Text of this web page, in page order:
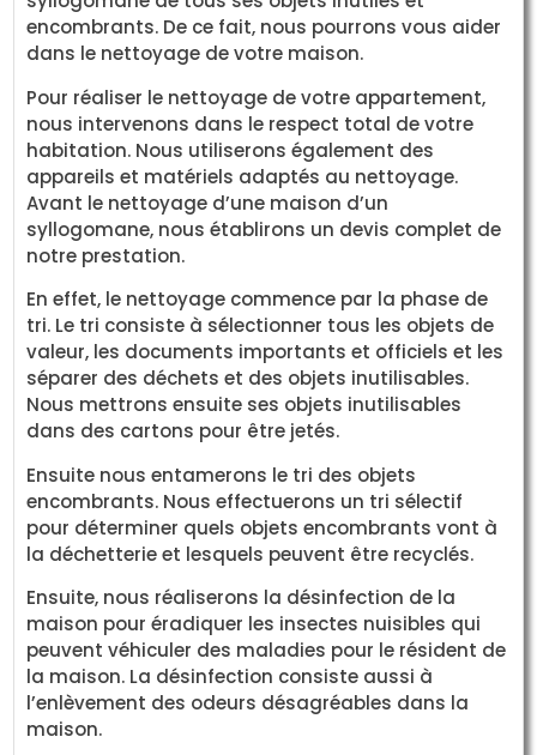
encombrants. De ce fait, nous pourrons vous aider
dans le nettoyage de votre maison.
Pour réaliser le nettoyage de votre appartement,
nous intervenons dans le respect total de votre
habitation. Nous utiliserons également des
appareils et matériels adaptés au nettoyage.
Avant le nettoyage d’une maison d’un
syllogomane, nous établirons un devis complet de
notre prestation.
En effet, le nettoyage commence par la phase de
tri. Le tri consiste à sélectionner tous les objets de
valeur, les documents importants et officiels et les
séparer des déchets et des objets inutilisables.
Nous mettrons ensuite ses objets inutilisables
dans des cartons pour être jetés.
Ensuite nous entamerons le tri des objets
encombrants. Nous effectuerons un tri sélectif
pour déterminer quels objets encombrants vont à
la déchetterie et lesquels peuvent être recyclés.
Ensuite, nous réaliserons la désinfection de la
maison pour éradiquer les insectes nuisibles qui
peuvent véhiculer des maladies pour le résident de
la maison. La désinfection consiste aussi à
l’enlèvement des odeurs désagréables dans la
maison.